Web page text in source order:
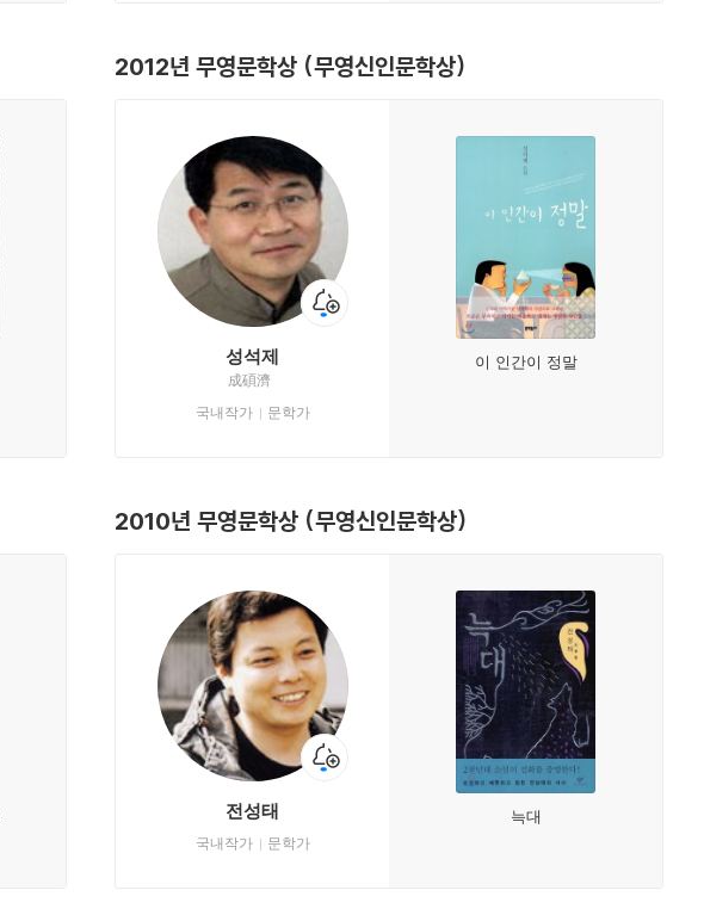
2012년 무영문학상 (무영신인문학상)
성석제
成碩濟
국내작가
문학가
이 인간이 정말
2010년 무영문학상 (무영신인문학상)
전성태
국내작가 문학가
늑대